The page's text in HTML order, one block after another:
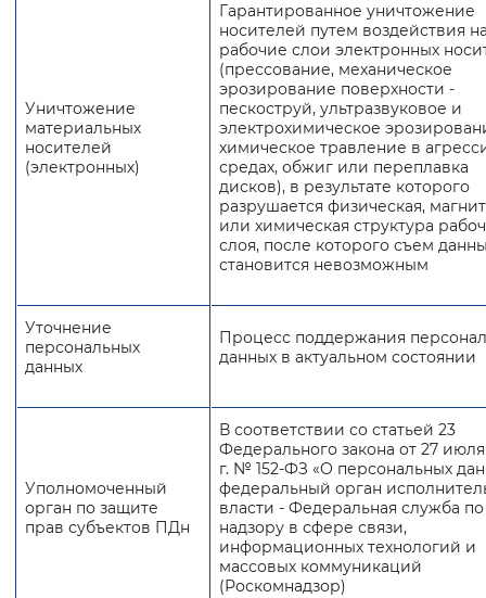
Уничтожение
материальных
носителей
(электронных)
Гарантированное уничтожение
носителей путем воздействия
рабочие слои электронных
(прессование, механическое
эрозирование поверхности -
пескоструй, ультразвуковое и
электрохимическое
химическое травление в
средах, обжиг или переплавка
дисков), в результате которого
разрушается физическая,
или химическая структура
слоя, после которого съем
становится невозможным
Уточнение
персональных
данных
Процесс поддержания
данных в актуальном состоянии
Уполномоченный
орган по защите
прав субъектов ПДн
В соответствии со статьей 23
Федерального закона от 27
г. № 152-ФЗ «О персональных
федеральный орган
власти - Федеральная служба по
надзору в сфере связи,
информационных технологий и
массовых коммуникаций
(Роскомнадзор)